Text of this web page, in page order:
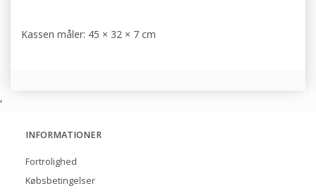
Kassen måler: 45 × 32 × 7 cm
,
INFORMATIONER
Fortrolighed
Købsbetingelser